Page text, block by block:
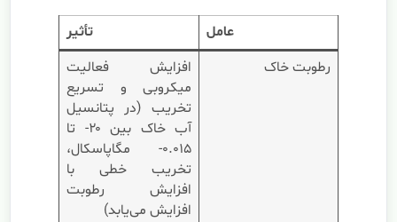
عامل
تأثیر
رطوبت خاک
افزایش فعالیت
میکروبی و تسریع
تخریب (در پتانسیل
آب خاک بین ۲۰- تا
۰.۰۱۵- مگاپاسکال،
تخریب خطی با
افزایش رطوبت
افزایش می‌یابد)